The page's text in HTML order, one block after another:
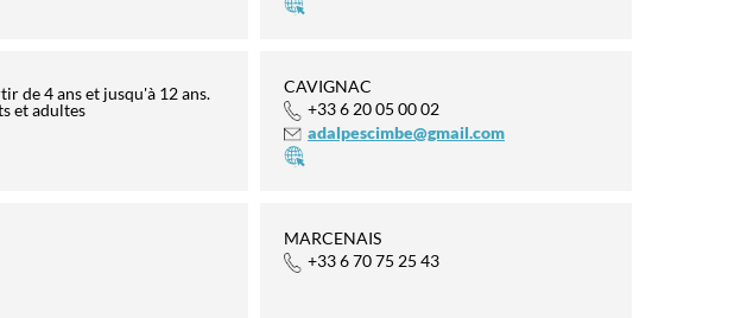
de 4 ans et jusqu'à 12 ans.
et adultes
CAVIGNAC
+33 6 20 05 00 02
adalpescimbe@gmail.com
MARCENAIS
+33 6 70 75 25 43